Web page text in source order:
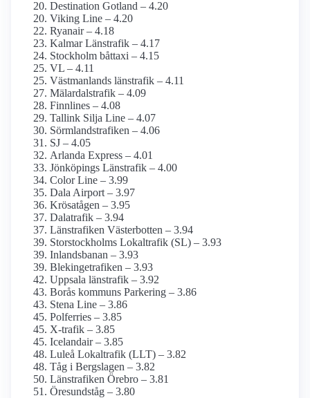
Destination Gotland – 4.20
Viking Line – 4.20
Ryanair – 4.18
Kalmar Länstrafik – 4.17
Stockholm båttaxi – 4.15
VL – 4.11
Västmanlands länstrafik – 4.11
Mälardalstrafik – 4.09
Finnlines – 4.08
Tallink Silja Line – 4.07
Sörmlandstrafiken – 4.06
SJ – 4.05
Arlanda Express – 4.01
Jönköpings Länstrafik – 4.00
Color Line – 3.99
Dala Airport – 3.97
Krösatågen – 3.95
Dalatrafik – 3.94
Länstrafiken Västerbotten – 3.94
Storstockholms Lokaltrafik (SL) – 3.93
Inlandsbanan – 3.93
Blekingetrafiken – 3.93
Uppsala länstrafik – 3.92
Borås kommuns Parkering – 3.86
Stena Line – 3.86
Polferries – 3.85
X-trafik – 3.85
Icelandair – 3.85
Luleå Lokaltrafik (LLT) – 3.82
Tåg i Bergslagen – 3.82
Länstrafiken Örebro – 3.81
Öresundståg – 3.80